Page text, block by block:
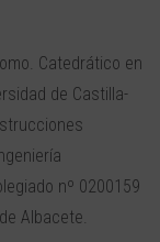
Catedrático en
de Castilla-
nº 0200159
Albacete.